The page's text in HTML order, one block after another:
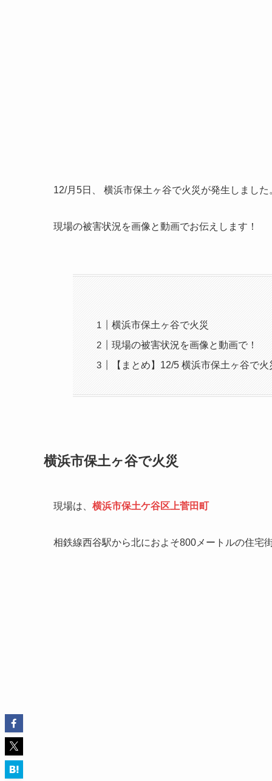
12/月5日、 横浜市保土ヶ谷で火災が発生しました
現場の被害状況を画像と動画でお伝えします！
横浜市保土ヶ谷で火災
現場の被害状況を画像と動画で！
【まとめ】12/5 横浜市保土ヶ谷で
横浜市保土ヶ谷で火災
現場は、 横浜市保土ケ谷区上菅田町
相鉄線西谷駅から北におよそ800メートルの住宅